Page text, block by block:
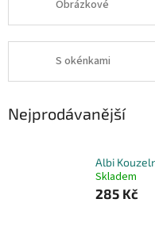
Obrázkové
S okénkami
Nejprodávanější
Albi
Skladem
285 Kč